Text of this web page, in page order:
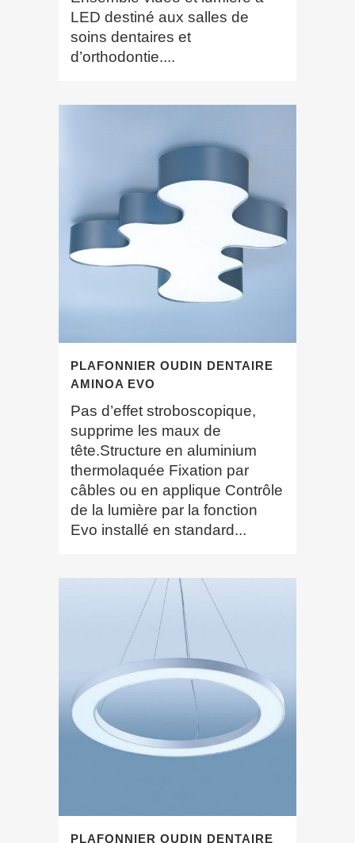
LED destiné aux salles de
soins dentaires et
d’orthodontie....
PLAFONNIER OUDIN DENTAIRE
AMINOA EVO
Pas d’effet stroboscopique,
supprime les maux de
tête.Structure en aluminium
thermolaquée Fixation par
câbles ou en applique Contrôle
de la lumière par la fonction
Evo installé en standard...
PLAFONNIER OUDIN DENTAIRE